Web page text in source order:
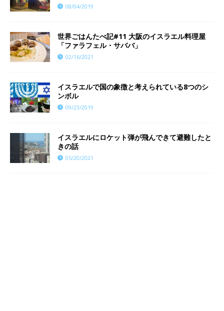
08/04/2019
世界ごはんたべ記#11 大阪のイスラエル料理屋
「ファラフェル・サババ」
02/16/2021
イスラエルで国の象徴と考えられている8つのシ
ンボル
09/23/2019
イスラエルにロケット弾が飛んできて避難したと
きの話
05/20/2021